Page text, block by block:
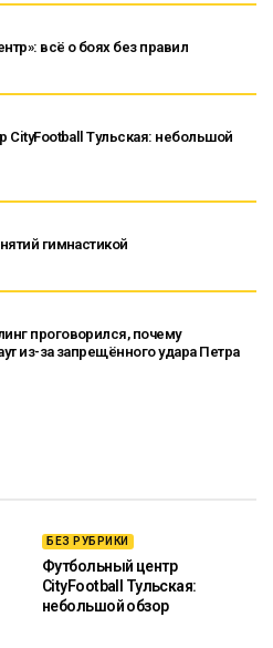
всё о боях без правил
CityFootball Тульская: небольшой
гимнастикой
проговорился, почему
из-за запрещённого удара Петра
БЕЗ РУБРИКИ
Футбольный центр
CityFootball Тульская:
небольшой обзор